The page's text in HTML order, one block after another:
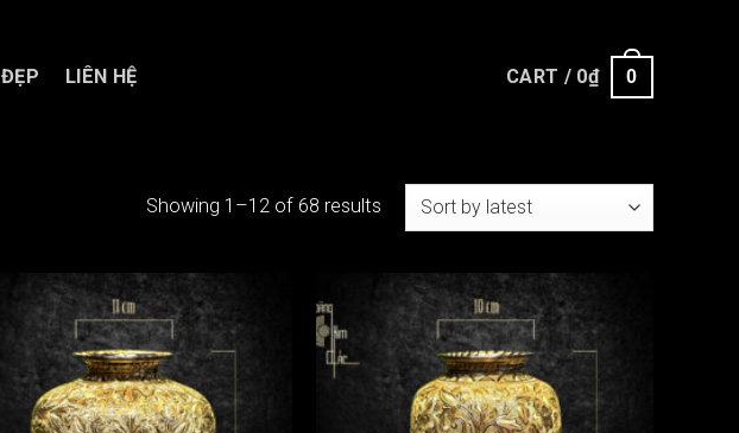
LIÊN HỆ CART / 0₫ 0
Showing 1–12 of 68 results